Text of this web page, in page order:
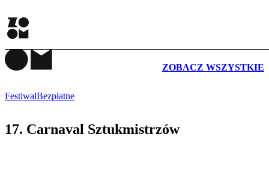
ZOBACZ WSZYSTKIE
FestiwalBezpłatne
17. Carnaval Sztukmistrzów